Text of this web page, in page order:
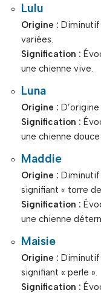
Lulu
Origine : Diminutif
variées.
Signification :
une chienne vive.
Luna
Origine :
Signification :
une chienne
Maddie
Origine : Diminutif
signifiant « torre
Signification :
une chienne
Maisie
Origine : Diminutif
signifiant « perle ».
Signification :